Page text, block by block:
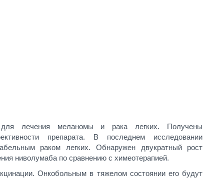
для лечения меланомы и рака легких. Получены
препарата. В последнем исследовании
раком легких. Обнаружен двукратный рост
ниволумаба по сравнению с химеотерапией.
Онкобольным в тяжелом состоянии его будут